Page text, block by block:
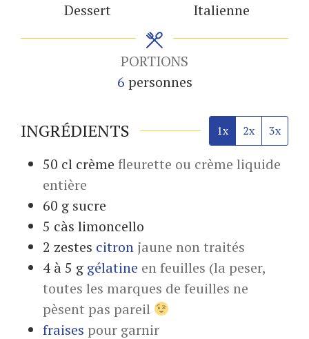
Dessert
Italienne
PORTIONS
6 personnes
INGRÉDIENTS 1x 2x 3x
50 cl crème fleurette ou crème liquide
entière
60 g sucre
5 càs limoncello
2 zestes citron jaune non traités
4 à 5 g gélatine en feuilles (la peser,
toutes les marques de feuilles ne
pèsent pas pareil
fraises pour garnir